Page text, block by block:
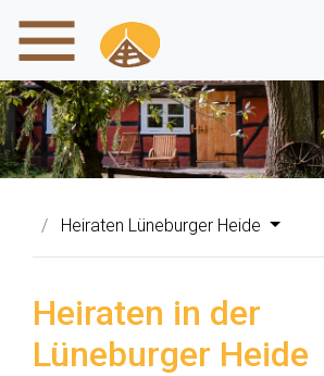
Heiraten Lüneburger Heide
Heiraten in der
Lüneburger Heide